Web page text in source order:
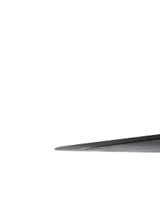
Mova P10 Pro Ultra Gen 2, emiş
Narwal Freo Robot
Narwal Freo robot süpürge
Reddit Verileriyle Robot
2025-2026 Reddit verileriyle